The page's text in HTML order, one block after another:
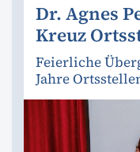
Dr. Agnes
Kreuz
Feierliche
Jahre